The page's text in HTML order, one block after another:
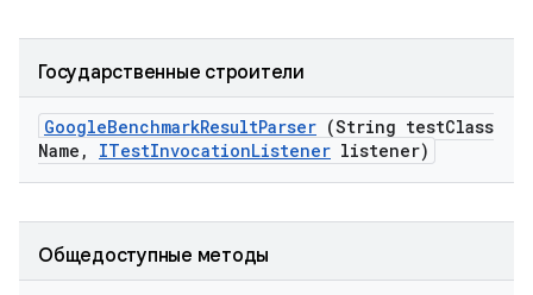
Государственные строители
GoogleBenchmarkResultParser (String testClass
Name , ITestInvocationListener listener)
Общедоступные методы